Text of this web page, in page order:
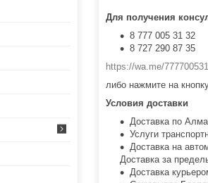
Для получения
8 777 005 31 32
8 727 290 87 35
https://wa.me/
либо нажмите на
Условия доставки
Доставка по
Услуги
Доставка на
Доставка за
Доставка